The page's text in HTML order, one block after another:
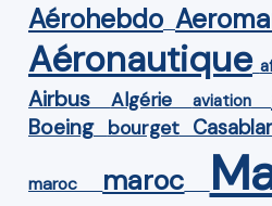
Aérohebdo
Aéronautique
Airbus Algérie aviation
Boeing bourget
maroc maroc